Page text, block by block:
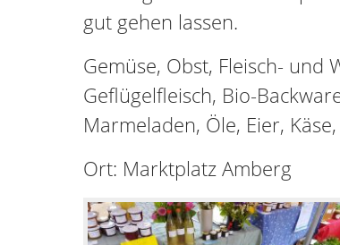
gut gehen lassen.
Gemüse, Obst, Fleisch- und
Geflügelfleisch, Bio-
Marmeladen, Öle, Eier,
Ort: Marktplatz Amberg